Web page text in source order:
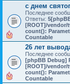
с днем
Последнее
Ответы: 5
[ROOT]/
count():
Countable
26 лет
Последнее
[phpBB Debug]
[ROOT]/
count():
Countable